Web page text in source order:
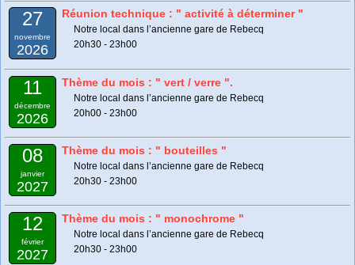
27
novembre
2026
Réunion technique : " activité à déterminer "
Notre local dans l’ancienne gare de Rebecq
20h30 - 23h00
11
décembre
2026
Thème du mois : " vert / verre ".
Notre local dans l’ancienne gare de Rebecq
20h00 - 23h00
08
janvier
2027
Thème du mois : " bouteilles "
Notre local dans l’ancienne gare de Rebecq
20h30 - 23h00
12
février
2027
Thème du mois : " monochrome "
Notre local dans l’ancienne gare de Rebecq
20h30 - 23h00